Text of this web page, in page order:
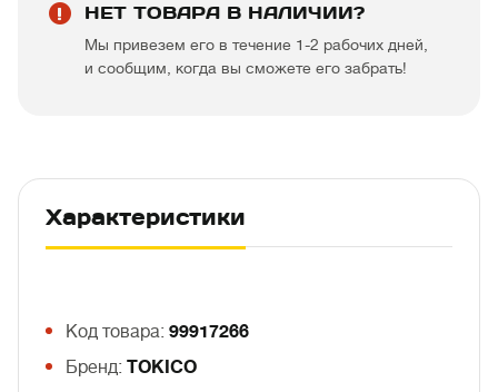
НЕТ ТОВАРА В НАЛИЧИИ?
Мы привезем его в течение 1-2 рабочих дней,
и сообщим, когда вы сможете его забрать!
Характеристики
Код товара: 99917266
Бренд: TOKICO